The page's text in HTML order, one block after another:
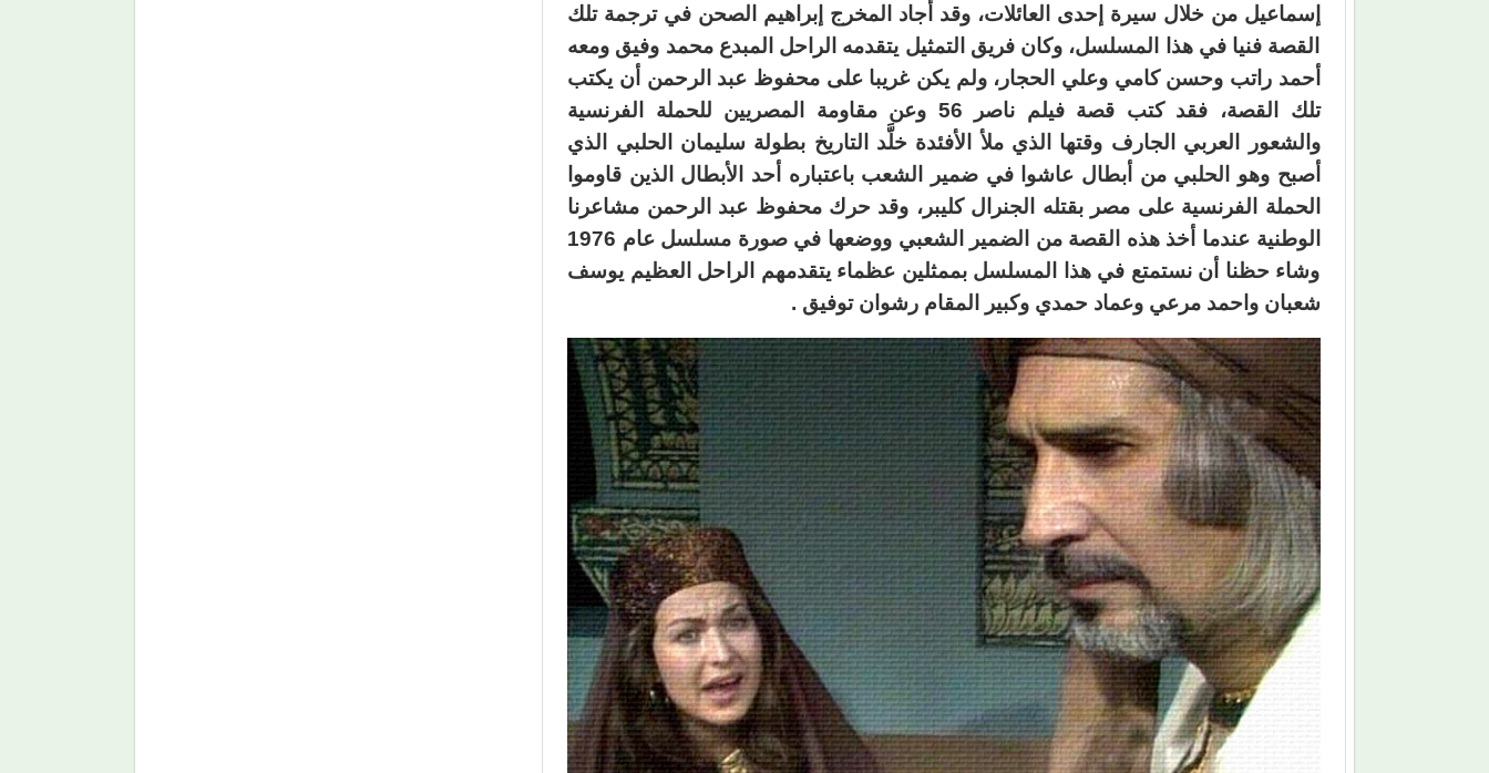
إسماعيل من خلال سيرة إحدى العائلات، وقد أجاد المخرج إبراهيم الصحن في ترجمة تلك
القصة فنيا في هذا المسلسل، وكان فريق التمثيل يتقدمه الراحل المبدع محمد وفيق ومعه
أحمد راتب وحسن كامي وعلي الحجار، ولم يكن غريبا على محفوظ عبد الرحمن أن يكتب
تلك القصة، فقد كتب قصة فيلم ناصر 56 وعن مقاومة المصريين للحملة الفرنسية
والشعور العربي الجارف وقتها الذي ملأ الأفئدة خلَّد التاريخ بطولة سليمان الحلبي الذي
أصبح وهو الحلبي من أبطال عاشوا في ضمير الشعب باعتباره أحد الأبطال الذين قاوموا
الحملة الفرنسية على مصر بقتله الجنرال كليبر، وقد حرك محفوظ عبد الرحمن مشاعرنا
الوطنية عندما أخذ هذه القصة من الضمير الشعبي ووضعها في صورة مسلسل عام 1976
وشاء حظنا أن نستمتع في هذا المسلسل بممثلين عظماء يتقدمهم الراحل العظيم يوسف
شعبان واحمد مرعي وعماد حمدي وكبير المقام رشوان توفيق .